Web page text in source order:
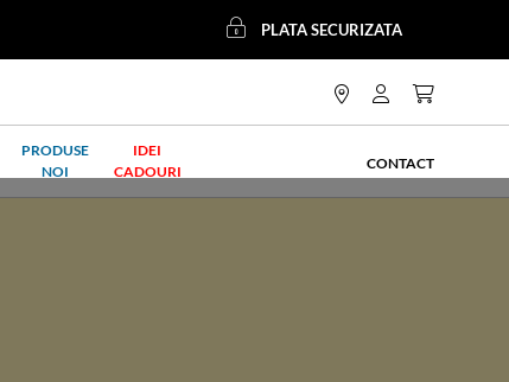
PLATA SECURIZATA
PRODUSE
NOI
IDEI
CADOURI
CONTACT